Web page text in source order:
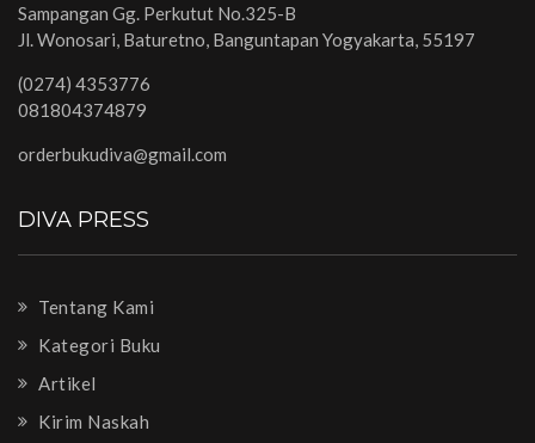
Sampangan Gg. Perkutut No.325-B
Jl. Wonosari, Baturetno, Banguntapan Yogyakarta, 55197
(0274) 4353776
081804374879
orderbukudiva@gmail.com
DIVA PRESS
Tentang Kami
Kategori Buku
Artikel
Kirim Naskah